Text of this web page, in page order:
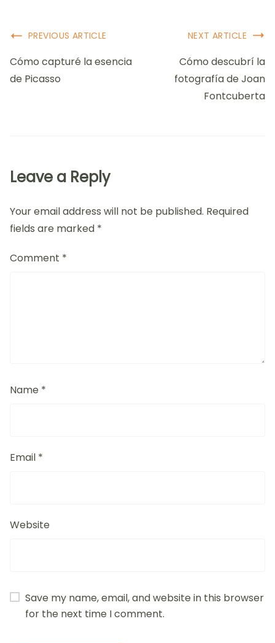
Post
Navigation
PREVIOUS ARTICLE
Cómo capturé la esencia
de Picasso
NEXT ARTICLE
Cómo descubrí la
fotografía de Joan
Fontcuberta
Leave a Reply
Your email address will not be published. Required
fields are marked *
Comment *
Name *
Email *
Website
Save my name, email, and website in this browser
for the next time I comment.